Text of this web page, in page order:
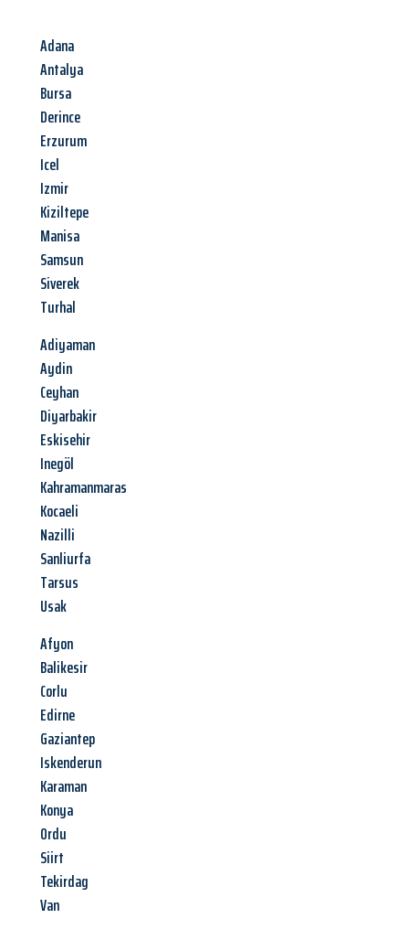
Adana
Antalya
Bursa
Derince
Erzurum
Icel
Izmir
Kiziltepe
Manisa
Samsun
Siverek
Turhal
Adiyaman
Aydin
Ceyhan
Diyarbakir
Eskisehir
Inegöl
Kahramanmaras
Kocaeli
Nazilli
Sanliurfa
Tarsus
Usak
Afyon
Balikesir
Corlu
Edirne
Gaziantep
Iskenderun
Karaman
Konya
Ordu
Siirt
Tekirdag
Van